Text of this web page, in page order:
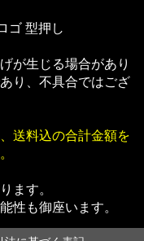
ゴ 型押し
が生じる場合があり
り、不具合ではござ
送料込の合計金額を
ます。
性も御座います。